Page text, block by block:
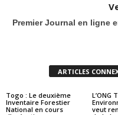
Premier Journal en ligne
ARTICLES
Togo : Le deuxième
Inventaire Forestier
National en cours
L’ONG
veut